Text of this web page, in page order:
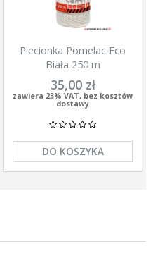
Plecionka Pomelac Eco
Biała 250 m
35,00 zł
zawiera 23% VAT, bez kosztów
dostawy
DO KOSZYKA